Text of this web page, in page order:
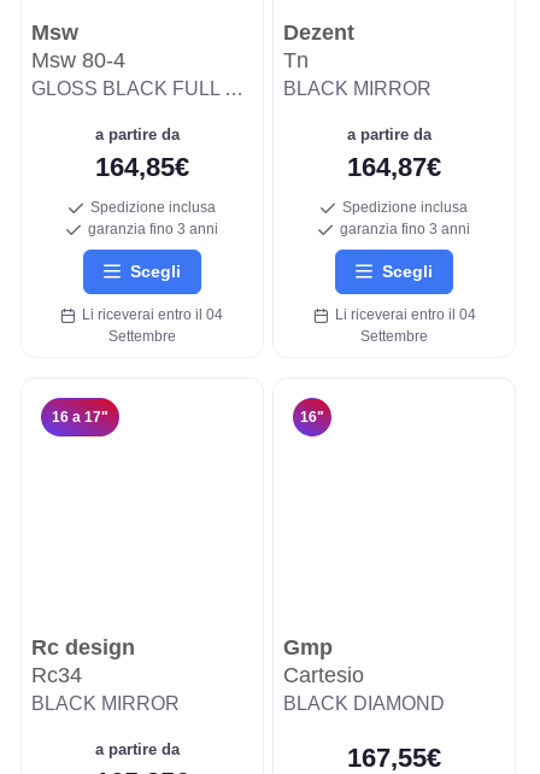
Msw
Msw 80-4
GLOSS BLACK FULL POLISHED
a partire da
164,85€
Spedizione inclusa
garanzia fino 3 anni
Scegli
Li riceverai entro il 04
Settembre
Dezent
Tn
BLACK MIRROR
a partire da
164,87€
Spedizione inclusa
garanzia fino 3 anni
Scegli
Li riceverai entro il 04
Settembre
16 a 17"
Rc design
Rc34
BLACK MIRROR
a partire da
16"
Gmp
Cartesio
BLACK DIAMOND
167,55€